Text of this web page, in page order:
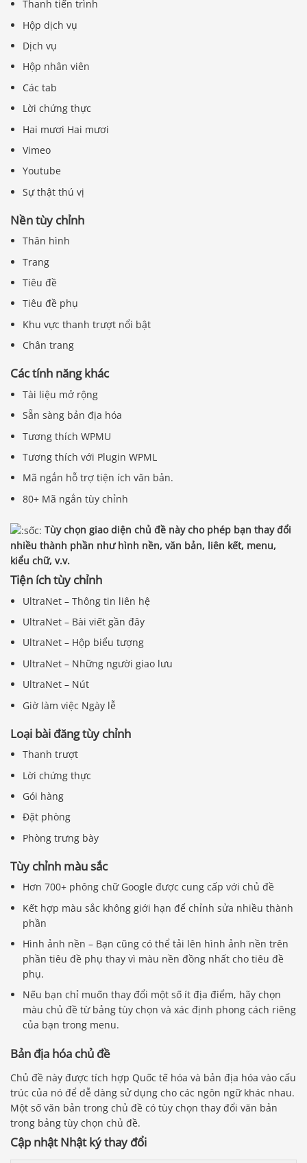
Thanh tiến trình
Hộp dịch vụ
Dịch vụ
Hộp nhân viên
Các tab
Lời chứng thực
Hai mươi Hai mươi
Vimeo
Youtube
Sự thật thú vị
Nền tùy chỉnh
Thân hình
Trang
Tiêu đề
Tiêu đề phụ
Khu vực thanh trượt nổi bật
Chân trang
Các tính năng khác
Tài liệu mở rộng
Sẵn sàng bản địa hóa
Tương thích WPMU
Tương thích với Plugin WPML
Mã ngắn hỗ trợ tiện ích văn bản.
80+ Mã ngắn tùy chỉnh
Tùy chọn giao diện chủ đề này cho phép bạn thay đổi
nhiều thành phần như hình nền, văn bản, liên kết, menu,
kiểu chữ, v.v.
Tiện ích tùy chỉnh
UltraNet – Thông tin liên hệ
UltraNet – Bài viết gần đây
UltraNet – Hộp biểu tượng
UltraNet – Những người giao lưu
UltraNet – Nút
Giờ làm việc Ngày lễ
Loại bài đăng tùy chỉnh
Thanh trượt
Lời chứng thực
Gói hàng
Đặt phòng
Phòng trưng bày
Tùy chỉnh màu sắc
Hơn 700+ phông chữ Google được cung cấp với chủ đề
Kết hợp màu sắc không giới hạn để chỉnh sửa nhiều thành
phần
Hình ảnh nền – Bạn cũng có thể tải lên hình ảnh nền trên
phần tiêu đề phụ thay vì màu nền đồng nhất cho tiêu đề
phụ.
Nếu bạn chỉ muốn thay đổi một số ít địa điểm, hãy chọn
màu chủ đề từ bảng tùy chọn và xác định phong cách riêng
của bạn trong menu.
Bản địa hóa chủ đề
Chủ đề này được tích hợp Quốc tế hóa và bản địa hóa vào cấu
trúc của nó để dễ dàng sử dụng cho các ngôn ngữ khác nhau.
Một số văn bản trong chủ đề có tùy chọn thay đổi văn bản
trong bảng tùy chọn chủ đề.
Cập nhật Nhật ký thay đổi